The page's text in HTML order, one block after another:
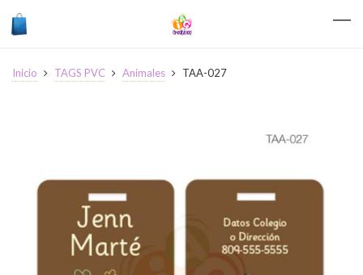
Inicio TAGS PVC Animales TAA-027